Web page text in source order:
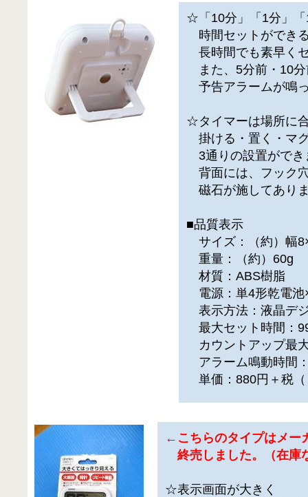
☆「10分」「1分」
時間セットができ
長時間でも素早く
また、5分前・10分
予告アラームが鳴
☆タイマーは場所に
掛ける・置く・マ
3通りの設置ができ
背面には、フック
磁石が施してあり
■品質表示
サイズ：（約）幅
重量：（約）60g
材質：ABS樹脂
電源：単4形乾電池
表示方法：液晶デ
最大セット時間：
カウントアップ最
アラーム鳴動時間
単価：880円＋税（
←こちらのタイプはメー
終売しました。（在庫
☆表示画面が大きく